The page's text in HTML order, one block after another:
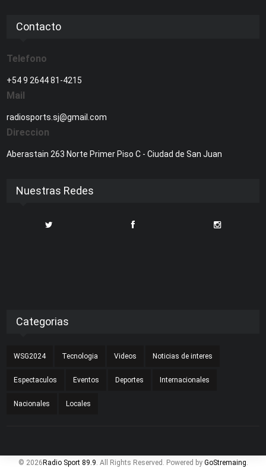
Contacto
Telefono
+54 9 2644 81-4215
Mail
radiosports.sj@gmail.com
Direccion
Aberastain 263 Norte Primer Piso C - Ciudad de San Juan
Nuestras Redes
Categorias
WSG2024 Tecnologia Videos Noticias de interes
Espectaculos Eventos Deportes Internacionales
Nacionales Locales
© 2026Radio Sport 89.9 . All Rights Reserved. Powered by GoStremaing